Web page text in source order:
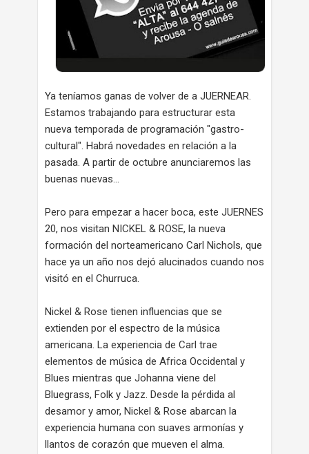
Ya teníamos ganas de volver de a JUERNEAR.
Estamos trabajando para estructurar esta
nueva temporada de programación "gastro-
cultural". Habrá novedades en relación a la
pasada. A partir de octubre anunciaremos las
buenas nuevas...
Pero para empezar a hacer boca, este JUERNES
20, nos visitan NICKEL & ROSE, la nueva
formación del norteamericano Carl Nichols, que
hace ya un año nos dejó alucinados cuando nos
visitó en el Churruca.
Nickel & Rose tienen influencias que se
extienden por el espectro de la música
americana. La experiencia de Carl trae
elementos de música de Africa Occidental y
Blues mientras que Johanna viene del
Bluegrass, Folk y Jazz. Desde la pérdida al
desamor y amor, Nickel & Rose abarcan la
experiencia humana con suaves armonías y
llantos de corazón que mueven el alma.